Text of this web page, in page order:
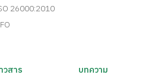
26000:2010
วสาร
บทความ